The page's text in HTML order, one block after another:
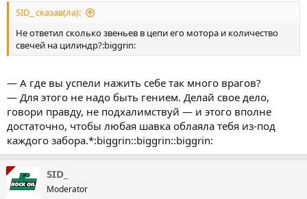
SID_ сказав(ла):
Не ответил сколько звеньев в цепи его мотора и количество
свечей на цилиндр?:biggrin:
— А где вы успели нажить себе так много врагов?
— Для этого не надо быть гением. Делай свое дело,
говори правду, не подхалимствуй — и этого вполне
достаточно, чтобы любая шавка облаяла тебя из-под
каждого забора.*:biggrin::biggrin::biggrin:
SID_
Moderator